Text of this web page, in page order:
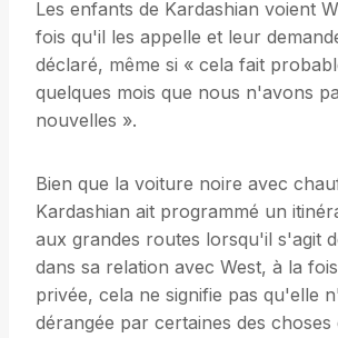
Les enfants de Kardashian voient
fois qu'il les appelle et leur
déclaré, même si « cela fait
quelques mois que nous n'avons
nouvelles ».
Bien que la voiture noire avec
Kardashian ait programmé un
aux grandes routes lorsqu'il s'agit
dans sa relation avec West, à la
privée, cela ne signifie pas qu'elle
dérangée par certaines des choses